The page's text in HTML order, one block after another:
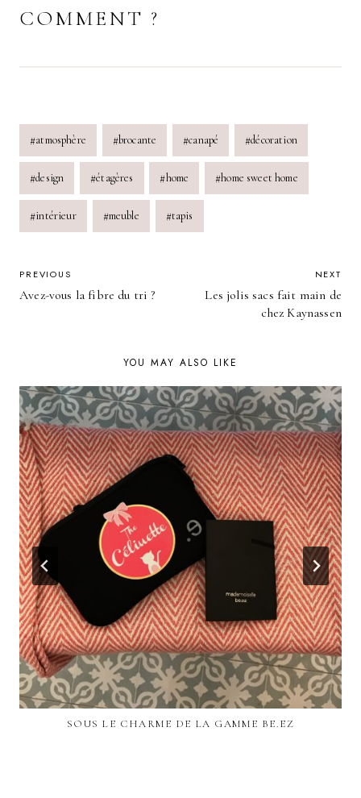
COMMENT ?
Post
Tags:
#atmosphère #brocante #canapé #décoration
#design #étagères #home #home sweet home
#intérieur #meuble #tapis
POST
PREVIOUS
Avez-vous la fibre du tri ?
NEXT
Les jolis sacs fait main de
chez Kaynassen
YOU MAY ALSO LIKE
SOUS LE CHARME DE LA GAMME BE.EZ